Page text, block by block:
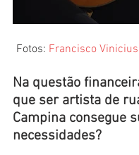
Fotos: Francisco Vinicius
Na questão
que ser artista de
Campina consegue
necessidades?